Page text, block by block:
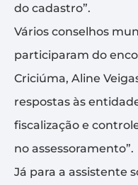
do cadastro”.
Vários conselhos
participaram do
Criciúma, Aline
respostas às
fiscalização e
no assessoramento”.
Já para a assistente